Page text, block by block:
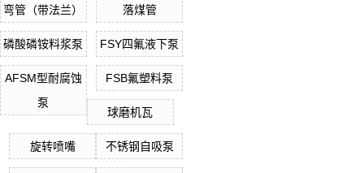
弯管（带法兰） 落煤管
磷酸磷铵料浆泵 FSY四氟液下泵
AFSM型耐腐蚀
泵
FSB氟塑料泵
球磨机瓦
旋转喷嘴 不锈钢自吸泵